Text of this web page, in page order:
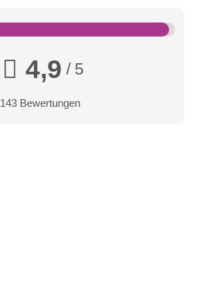
4,9 / 5
143 Bewertungen